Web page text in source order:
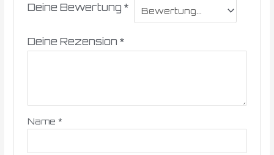
Deine Bewertung *
Deine Rezension *
Name *